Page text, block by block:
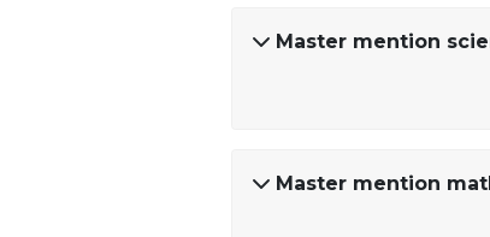
Master mention
Master mention